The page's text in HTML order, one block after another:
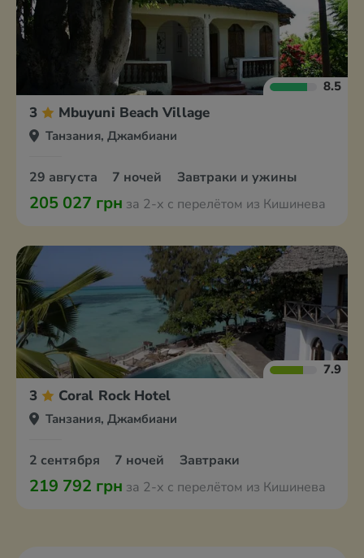
8.5
3 Mbuyuni Beach Village
Танзания, Джамбиани
29 августа 7 ночей Завтраки и ужины
205 027 грн за 2-х с перелётом из Кишинева
7.9
3 Coral Rock Hotel
Танзания, Джамбиани
2 сентября 7 ночей Завтраки
219 792 грн за 2-х с перелётом из Кишинева